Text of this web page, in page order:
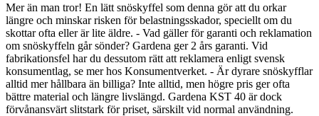
Mer än man tror! En lätt snöskyffel som denna gör att du orkar
längre och minskar risken för belastningsskador, speciellt om du
skottar ofta eller är lite äldre. - Vad gäller för garanti och reklamation
om snöskyffeln går sönder? Gardena ger 2 års garanti. Vid
fabrikationsfel har du dessutom rätt att reklamera enligt svensk
konsumentlag, se mer hos Konsumentverket. - Är dyrare snöskyfflar
alltid mer hållbara än billiga? Inte alltid, men högre pris ger ofta
bättre material och längre livslängd. Gardena KST 40 är dock
förvånansvärt slitstark för priset, särskilt vid normal användning.